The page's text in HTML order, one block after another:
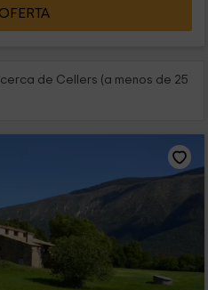
de Cellers (a menos de 25